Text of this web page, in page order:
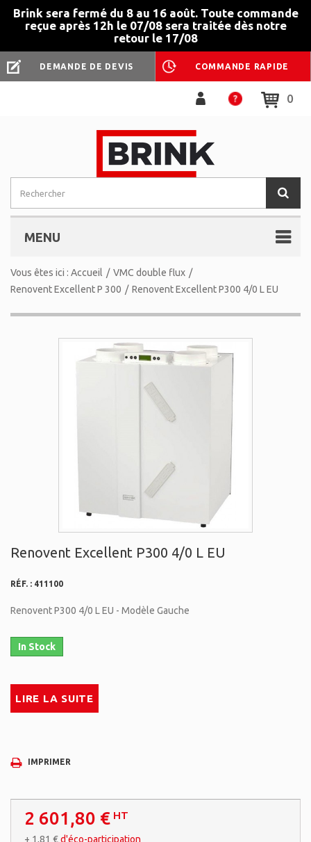
Brink sera fermé du 8 au 16 août. Toute commande
reçue après 12h le 07/08 sera traitée dès notre
retour le 17/08
DEMANDE DE DEVIS COMMANDE RAPIDE
0
MENU
Vous êtes ici : Accueil / VMC double flux /
Renovent Excellent P 300 / Renovent Excellent P300 4/0 L EU
Renovent Excellent P300 4/0 L EU
RÉF. : 411100
Renovent P300 4/0 L EU - Modèle Gauche
In Stock
LIRE LA SUITE
IMPRIMER
2 601,80 € HT
+ 1,81 €d'éco-participation